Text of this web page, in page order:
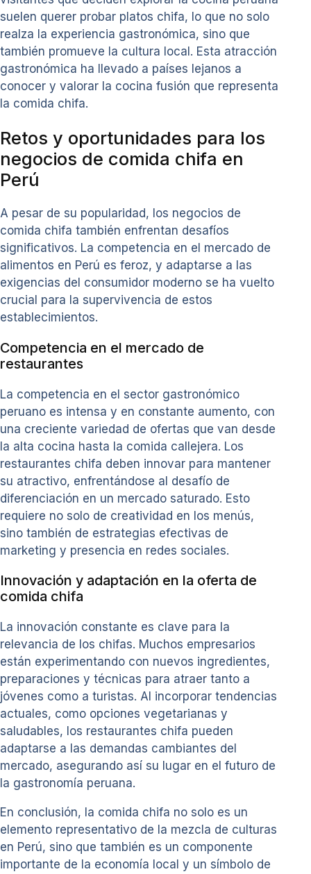
suelen querer probar platos chifa, lo que no solo
realza la experiencia gastronómica, sino que
también promueve la cultura local. Esta atracción
gastronómica ha llevado a países lejanos a
conocer y valorar la cocina fusión que representa
la comida chifa.
Retos y oportunidades para los
negocios de comida chifa en
Perú
A pesar de su popularidad, los negocios de
comida chifa también enfrentan desafíos
significativos. La competencia en el mercado de
alimentos en Perú es feroz, y adaptarse a las
exigencias del consumidor moderno se ha vuelto
crucial para la supervivencia de estos
establecimientos.
Competencia en el mercado de
restaurantes
La competencia en el sector gastronómico
peruano es intensa y en constante aumento, con
una creciente variedad de ofertas que van desde
la alta cocina hasta la comida callejera. Los
restaurantes chifa deben innovar para mantener
su atractivo, enfrentándose al desafío de
diferenciación en un mercado saturado. Esto
requiere no solo de creatividad en los menús,
sino también de estrategias efectivas de
marketing y presencia en redes sociales.
Innovación y adaptación en la oferta de
comida chifa
La innovación constante es clave para la
relevancia de los chifas. Muchos empresarios
están experimentando con nuevos ingredientes,
preparaciones y técnicas para atraer tanto a
jóvenes como a turistas. Al incorporar tendencias
actuales, como opciones vegetarianas y
saludables, los restaurantes chifa pueden
adaptarse a las demandas cambiantes del
mercado, asegurando así su lugar en el futuro de
la gastronomía peruana.
En conclusión, la comida chifa no solo es un
elemento representativo de la mezcla de culturas
en Perú, sino que también es un componente
importante de la economía local y un símbolo de